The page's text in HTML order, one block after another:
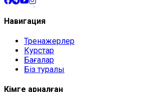
Навигация
Тренажерлер
Курстар
Бағалар
Біз туралы
Кімге арналған